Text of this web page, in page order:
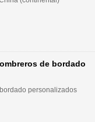
de bordado
personalizados